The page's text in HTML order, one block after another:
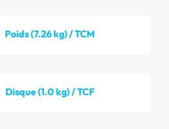
Poids (7.26 kg) / TCM
Disque (1.0 kg) / TCF